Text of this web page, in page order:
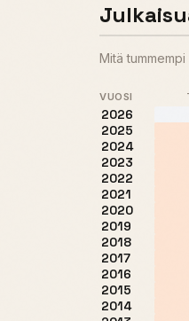
Mitä
VUOSI
2026
2025
2024
2023
2022
2021
2020
2019
2018
2017
2016
2015
2014